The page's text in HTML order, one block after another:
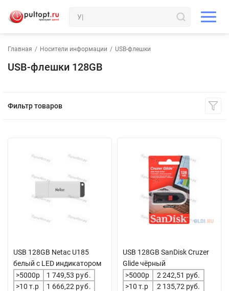
Главная / Носители информации / USB-флешки
USB-флешки 128GB
Фильтр товаров
USB 128GB Netac U185
белый с LED индикатором
>5000р
1 749,53 руб.
>10 т.р
1 666,22 руб.
USB 128GB SanDisk Cruzer
Glide чёрный
>5000р
2 242,51 руб.
>10 т.р
2 135,72 руб.